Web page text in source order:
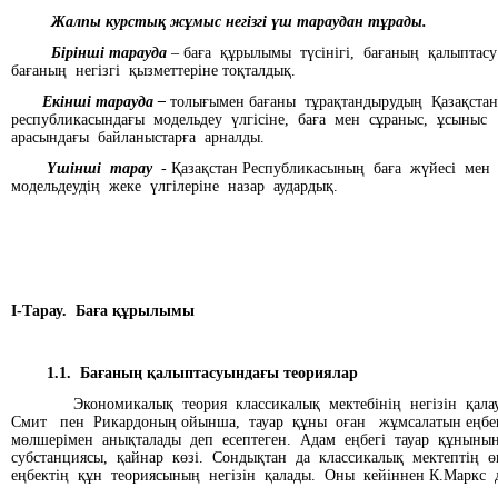
Жалпы курстық жұмыс негізгі үш тараудан тұрады.
Бірінші тарауда – баға құрылымы түсінігі, бағаның
бағаның негізгі қызметтеріне тоқталдық.
Екінші тарауда – толығымен бағаны тұрақтандырудың
республикасындағы модельдеу үлгісіне, баға мен сұраныс, ұсыныс
арасындағы байланыстарға арналды.
Үшінші тарау - Қазақстан Республикасының баға жүйесі
модельдеудің жеке үлгілеріне назар аудардық.
І-Тарау. Баға құрылымы
1.1. Бағаның қалыптасуындағы теориялар
Экономикалық теория классикалық мектебінің негізін
Смит пен Рикардоның ойынша, тауар құны оған жұмсалатын
мөлшерімен анықталады деп есептеген. Адам еңбегі тауар
субстанциясы, қайнар көзі. Сондықтан да классикалық мектептің
еңбектің құн теориясының негізін қалады. Оны кейіннен К.Маркс